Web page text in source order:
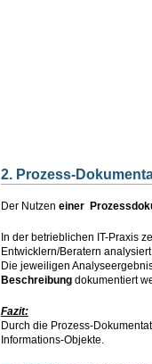
2. Prozess-
Der Nutzen einer
In der betrieblichen IT-Praxis
Entwicklern/Beratern
Die jeweiligen
Beschreibungdokumentiert
Fazit:
Durch die Prozess-
Informations-Objekte.